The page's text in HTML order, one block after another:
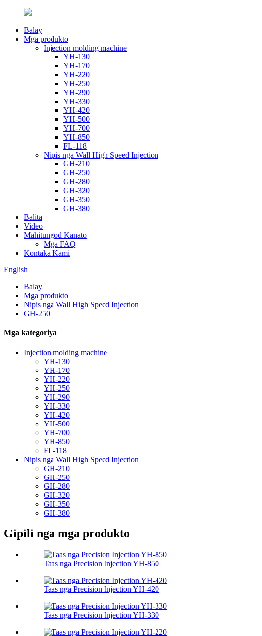
Balay
Mga produkto
Injection molding machine
YH-130
YH-170
YH-220
YH-250
YH-290
YH-330
YH-420
YH-500
YH-700
YH-850
FL-118
Nipis nga Wall High Speed ​​​​Injection
GH-210
GH-250
GH-280
GH-320
GH-350
GH-380
Balita
Video
Mahitungod Kanato
Mga FAQ
Kontaka Kami
English
Balay
Mga produkto
Nipis nga Wall High Speed ​​​​Injection
GH-250
Mga kategoriya
Injection molding machine
YH-130
YH-170
YH-220
YH-250
YH-290
YH-330
YH-420
YH-500
YH-700
YH-850
FL-118
Nipis nga Wall High Speed ​​​​Injection
GH-210
GH-250
GH-280
GH-320
GH-350
GH-380
Gipili nga mga produkto
Taas nga Precision Injection YH-850
Taas nga Precision Injection YH-420
Taas nga Precision Injection YH-330